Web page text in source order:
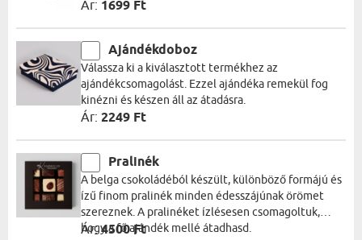
Ár: 1699 Ft
Ajándékdoboz
Válassza ki a kiválasztott termékhez az
ajándékcsomagolást. Ezzel ajándéka remekül fog
kinézni és készen áll az átadásra.
Ár: 2249 Ft
Pralinék
A belga csokoládéból készült, különböző formájú és
ízű finom pralinék minden édesszájúnak örömet
szereznek. A pralinéket ízlésesen csomagoltuk,
hogy a fő ajándék mellé átadhasd.
Ár:4500 Ft